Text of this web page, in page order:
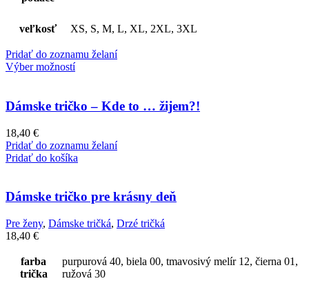
veľkosť XS, S, M, L, XL, 2XL, 3XL
Pridať do zoznamu želaní
Výber možností
Dámske tričko – Kde to … žijem?!
18,40 €
Pridať do zoznamu želaní
Pridať do košíka
Dámske tričko pre krásny deň
Pre ženy, Dámske tričká, Drzé tričká
18,40 €
farba
trička
purpurová 40, biela 00, tmavosivý melír 12, čierna 01,
ružová 30